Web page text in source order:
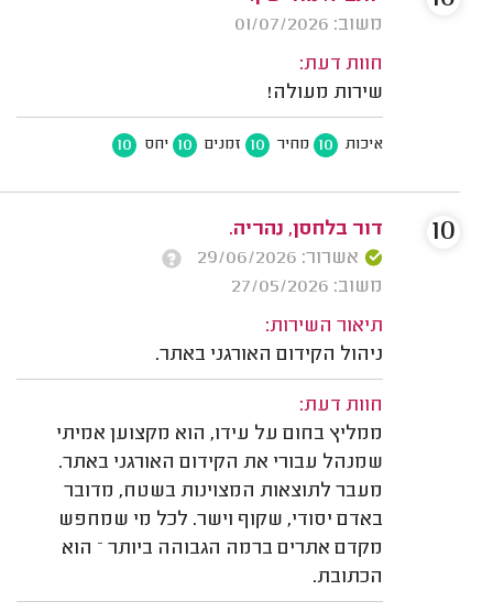
משוב: 01/07/2026
חוות דעת:
שירות מעולה!
איכות 10 מחיר 10 זמנים 10 יחס 10
דור בלחסן, נהריה.
אשרור: 29/06/2026
משוב: 27/05/2026
תיאור השירות:
ניהול הקידום האורגני באתר.
חוות דעת:
ממליץ בחום על עידו, הוא מקצוען אמיתי
שמנהל עבורי את הקידום האורגני באתר.
מעבר לתוצאות המצוינות בשטח, מדובר
באדם יסודי, שקוף וישר. לכל מי שמחפש
מקדם אתרים ברמה הגבוהה ביותר – הוא
הכתובת.
10